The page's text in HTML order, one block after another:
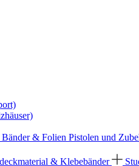
Bänder & Folien Pistolen und
& Klebebänder